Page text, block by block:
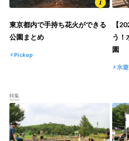
東京都内で手持ち花火ができる
公園まとめ
Pickup
【
う！
園
水
特集